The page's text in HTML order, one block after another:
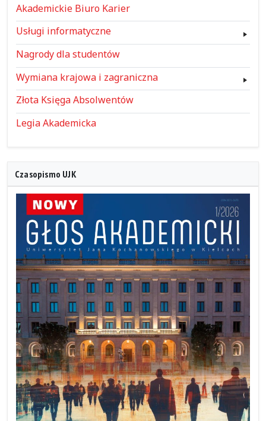
Akademickie Biuro Karier
Usługi informatyczne
Nagrody dla studentów
Wymiana krajowa i zagraniczna
Złota Księga Absolwentów
Legia Akademicka
Czasopismo UJK